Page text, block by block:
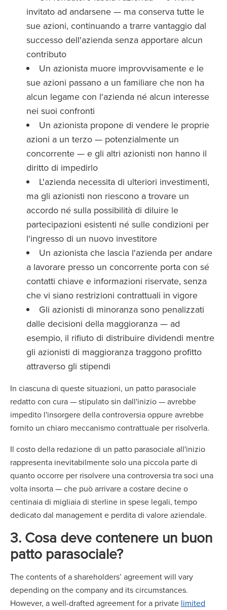
invitato ad andarsene — ma conserva tutte le
sue azioni, continuando a trarre vantaggio dal
successo dell'azienda senza apportare alcun
contributo
Un azionista muore improvvisamente e le
sue azioni passano a un familiare che non ha
alcun legame con l'azienda né alcun interesse
nei suoi confronti
Un azionista propone di vendere le proprie
azioni a un terzo — potenzialmente un
concorrente — e gli altri azionisti non hanno il
diritto di impedirlo
L'azienda necessita di ulteriori investimenti,
ma gli azionisti non riescono a trovare un
accordo né sulla possibilità di diluire le
partecipazioni esistenti né sulle condizioni per
l'ingresso di un nuovo investitore
Un azionista che lascia l'azienda per andare
a lavorare presso un concorrente porta con sé
contatti chiave e informazioni riservate, senza
che vi siano restrizioni contrattuali in vigore
Gli azionisti di minoranza sono penalizzati
dalle decisioni della maggioranza — ad
esempio, il rifiuto di distribuire dividendi mentre
gli azionisti di maggioranza traggono profitto
attraverso gli stipendi
In ciascuna di queste situazioni, un patto parasociale
redatto con cura — stipulato sin dall'inizio — avrebbe
impedito l'insorgere della controversia oppure avrebbe
fornito un chiaro meccanismo contrattuale per risolverla.
Il costo della redazione di un patto parasociale all'inizio
rappresenta inevitabilmente solo una piccola parte di
quanto occorre per risolvere una controversia tra soci una
volta insorta — che può arrivare a costare decine o
centinaia di migliaia di sterline in spese legali, tempo
dedicato dal management e perdita di valore aziendale.
3. Cosa deve contenere un buon
patto parasociale?
The contents of a shareholders’ agreement will vary
depending on the company and its circumstances.
However, a well-drafted agreement for a private limited